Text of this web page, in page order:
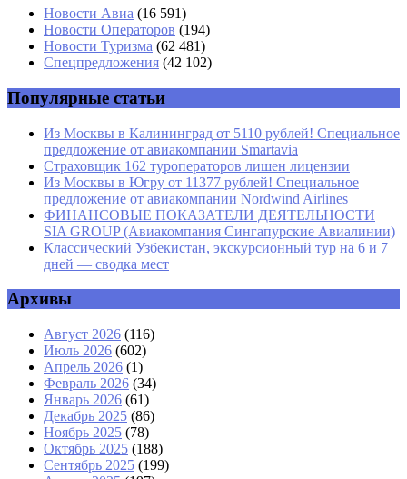
Имя *
Email*
Новости Авиа (16 591)
Новости Операторов (194)
Новости Туризма (62 481)
Спецпредложения (42 102)
Популярные статьи
Из Москвы в Калининград от 5110 рублей! Специальное
предложение от авиакомпании Smartavia
Страховщик 162 туроператоров лишен лицензии
Из Москвы в Югру от 11377 рублей! Специальное
предложение от авиакомпании Nordwind Airlines
ФИНАНСОВЫЕ ПОКАЗАТЕЛИ ДЕЯТЕЛЬНОСТИ
SIA GROUP (Авиакомпания Сингапурские Авиалинии)
Классический Узбекистан, экскурсионный тур на 6 и 7
дней — сводка мест
Архивы
Август 2026 (116)
Июль 2026 (602)
Апрель 2026 (1)
Февраль 2026 (34)
Январь 2026 (61)
Декабрь 2025 (86)
Ноябрь 2025 (78)
Октябрь 2025 (188)
Сентябрь 2025 (199)